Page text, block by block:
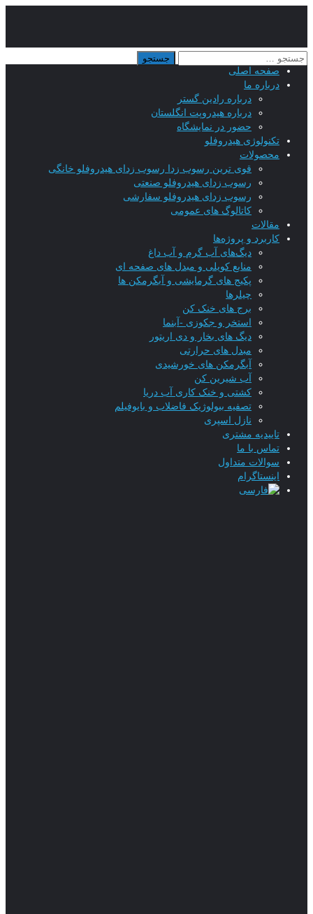
صفحه اصلی
درباره ما
درباره رادین گستر
درباره هیدروپت انگلستان
حضور در نمایشگاه
تکنولوژی هیدروفلو
محصولات
قوی ترین رسوب زدا رسوب زدای هیدروفلو خانگی
رسوب زدای هیدروفلو صنعتی
رسوب زدای هیدروفلو سفارشی
کاتالوگ های عمومی
مقالات
کاربرد و پروژه‌ها
دیگ‌های آب گرم و آب داغ
منابع کویلی و مبدل های صفحه ای
پکیج های گرمایشی و آبگرمکن ها
چیلرها
برج های خنک کن
استخر و جکوزی -آبنما
دیگ های بخار و دی اریتور
مبدل های حرارتی
آبگرمکن های خورشیدی
آب شیرین کن
کشتی و خنک کاری آب دریا
تصفیه بیولوژیک فاضلاب و بایوفیلم
نازل اسپری
تاییدیه‌ مشتری
تماس با ما
سوالات متداول
اینستاگرام